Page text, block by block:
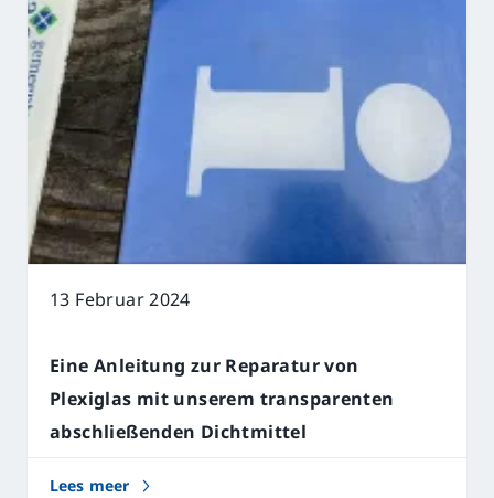
13 Februar 2024
Eine Anleitung zur Reparatur von
Plexiglas mit unserem transparenten
abschließenden Dichtmittel
Lees meer